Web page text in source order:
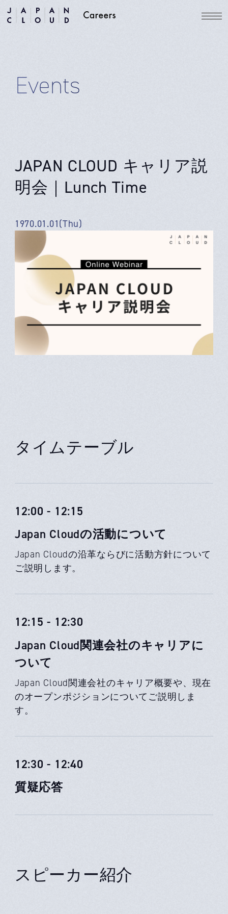
Events
JAPAN CLOUD キャリア説
明会｜Lunch Time
1970.01.01(Thu)
タイムテーブル
12:00 - 12:15
Japan Cloudの活動について
Japan Cloudの沿革ならびに活動方針について
ご説明します。
12:15 - 12:30
Japan Cloud関連会社のキャリアに
ついて
Japan Cloud関連会社のキャリア概要や、現在
のオープンポジションについてご説明しま
す。
12:30 - 12:40
質疑応答
スピーカー紹介